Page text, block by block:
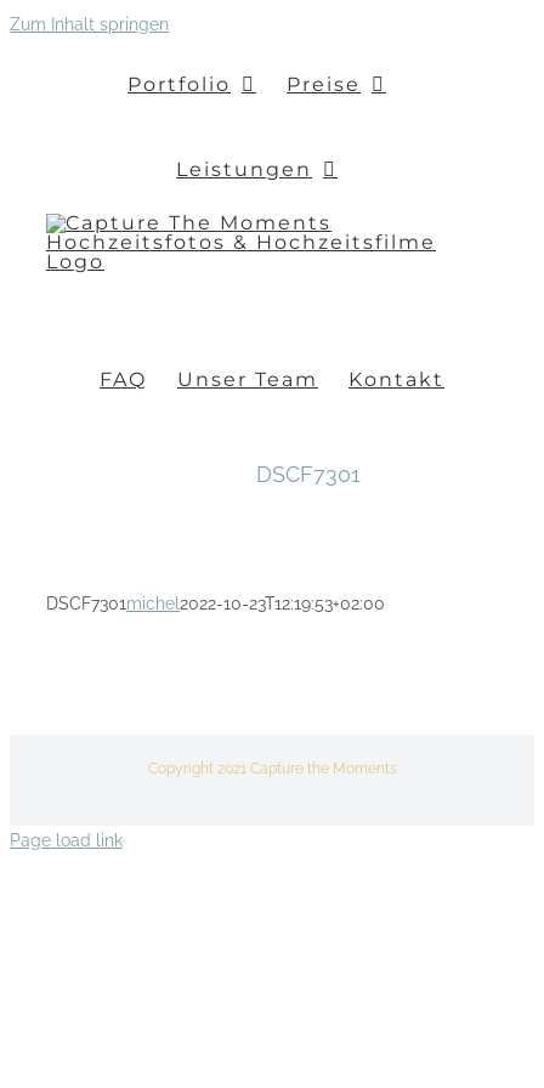
Zum Inhalt springen
Portfolio Preise
Leistungen
FAQ Unser Team Kontakt
DSCF7301
DSCF7301michel 2022-10-23T12:19:53+02:00
Copyright 2021 Capture the Moments
Page load link